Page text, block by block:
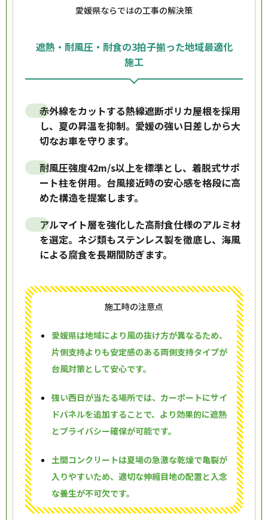
愛媛県ならではの工事の解決策
遮熱・耐風圧・耐食の3拍子揃った地域最適化
施工
赤外線をカットする熱線遮断ポリカ屋根を採用
し、夏の昇温を抑制。愛媛の強い日差しから大
切なお車を守ります。
耐風圧強度42m/s以上を標準とし、着脱式サポ
ート柱を併用。台風接近時の安心感を格段に高
めた構造を提案します。
アルマイト層を強化した高耐食仕様のアルミ材
を選定。ネジ類もステンレス製を徹底し、海風
による腐食を長期間防ぎます。
施工時の注意点
愛媛県は地域により風の抜け方が異なるため、
片側支持よりも安定感のある両側支持タイプが
台風対策として安心です。
強い西日が当たる場所では、カーポートにサイ
ドパネルを追加することで、より効果的に遮熱
とプライバシー確保が可能です。
土間コンクリートは夏場の急激な乾燥で亀裂が
入りやすいため、適切な伸縮目地の配置と入念
な養生が不可欠です。